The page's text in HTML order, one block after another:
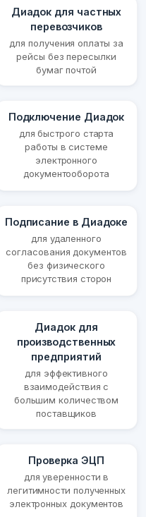
Диадок для частных
перевозчиков
для получения оплаты за
рейсы без пересылки
бумаг почтой
Подключение Диадок
для быстрого старта
работы в системе
электронного
документооборота
Подписание в Диадоке
для удаленного
согласования документов
без физического
присутствия сторон
Диадок для
производственных
предприятий
для эффективного
взаимодействия с
большим количеством
поставщиков
Проверка ЭЦП
для уверенности в
легитимности полученных
электронных документов